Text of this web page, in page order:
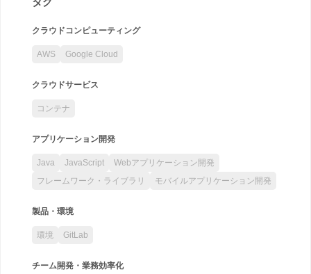
クラウドコンピューティング
AWS Google Cloud
クラウドサービス
コンテナ
アプリケーション開発
Java JavaScript
Webアプリケーション開発
フレームワーク・ライブラリ
モバイルアプリケーション開発
製品・環境
環境 GitLab
チーム開発・業務効率化